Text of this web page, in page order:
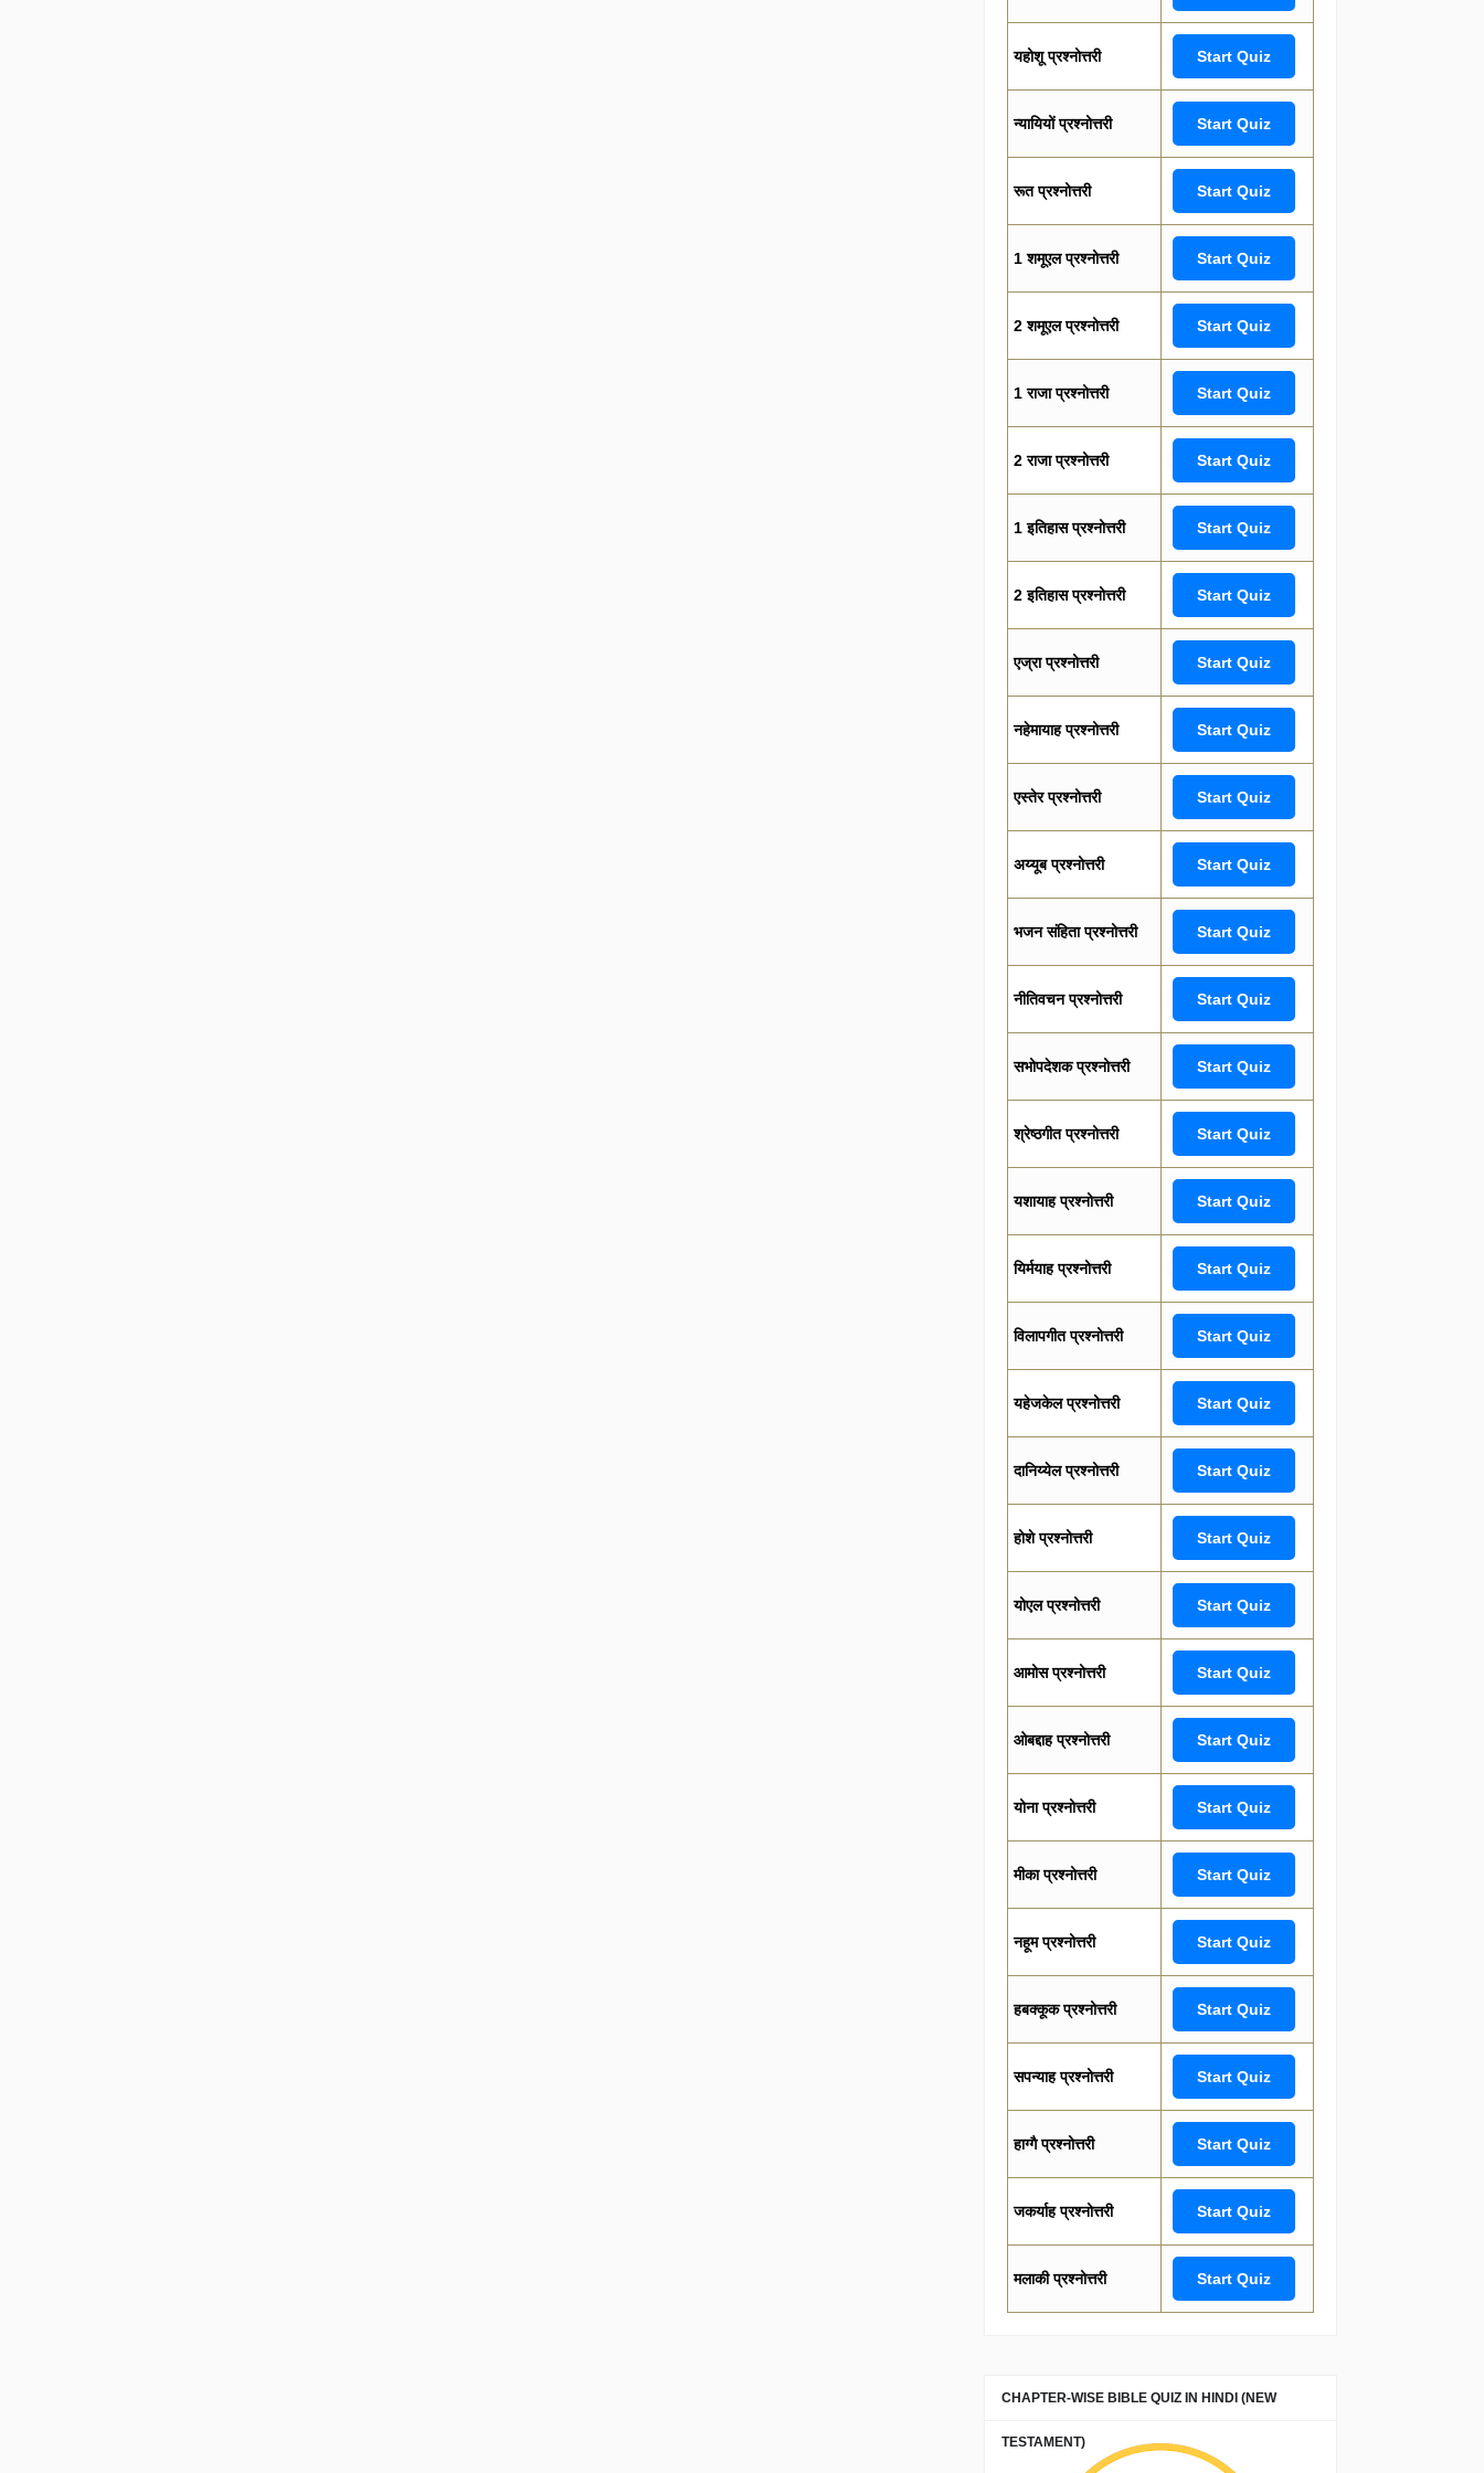
यहोशू प्रश्नोत्तरी Start Quiz
न्यायियों प्रश्नोत्तरी Start Quiz
रूत प्रश्नोत्तरी Start Quiz
1 शमूएल प्रश्नोत्तरी Start Quiz
2 शमूएल प्रश्नोत्तरी Start Quiz
1 राजा प्रश्नोत्तरी Start Quiz
2 राजा प्रश्नोत्तरी Start Quiz
1 इतिहास प्रश्नोत्तरी Start Quiz
2 इतिहास प्रश्नोत्तरी Start Quiz
एज्रा प्रश्नोत्तरी Start Quiz
नहेमायाह प्रश्नोत्तरी Start Quiz
एस्तेर प्रश्नोत्तरी Start Quiz
अय्यूब प्रश्नोत्तरी Start Quiz
भजन संहिता प्रश्नोत्तरी Start Quiz
नीतिवचन प्रश्नोत्तरी Start Quiz
सभोपदेशक प्रश्नोत्तरी Start Quiz
श्रेष्ठगीत प्रश्नोत्तरी Start Quiz
यशायाह प्रश्नोत्तरी Start Quiz
यिर्मयाह प्रश्नोत्तरी Start Quiz
विलापगीत प्रश्नोत्तरी Start Quiz
यहेजकेल प्रश्नोत्तरी Start Quiz
दानिय्येल प्रश्नोत्तरी Start Quiz
होशे प्रश्नोत्तरी Start Quiz
योएल प्रश्नोत्तरी Start Quiz
आमोस प्रश्नोत्तरी Start Quiz
ओबद्दाह प्रश्नोत्तरी Start Quiz
योना प्रश्नोत्तरी Start Quiz
मीका प्रश्नोत्तरी Start Quiz
नहूम प्रश्नोत्तरी Start Quiz
हबक्कूक प्रश्नोत्तरी Start Quiz
सपन्याह प्रश्नोत्तरी Start Quiz
हाग्गै प्रश्नोत्तरी Start Quiz
जकर्याह प्रश्नोत्तरी Start Quiz
मलाकी प्रश्नोत्तरी Start Quiz
CHAPTER-WISE BIBLE QUIZ IN HINDI (NEW
TESTAMENT)